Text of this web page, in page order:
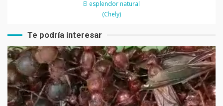
El esplendor natural
(Chely)
Te podría interesar